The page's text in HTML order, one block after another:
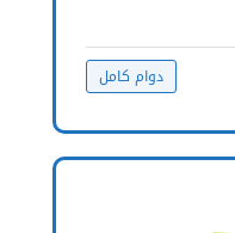
دوام كامل